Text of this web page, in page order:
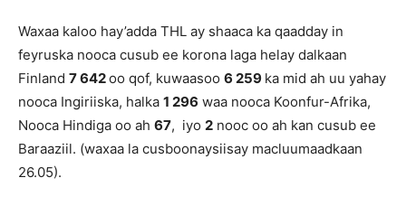
Waxaa kaloo hay’adda THL ay shaaca ka qaadday in
feyruska nooca cusub ee korona laga helay dalkaan
Finland 7 642oo qof, kuwaasoo 6 259 ka mid ah uu yahay
nooca Ingiriiska, halka 1 296 waa nooca Koonfur-Afrika,
Nooca Hindiga oo ah 67, iyo 2 nooc oo ah kan cusub ee
Baraaziil. (waxaa la cusboonaysiisay macluumaadkaan
26.05).